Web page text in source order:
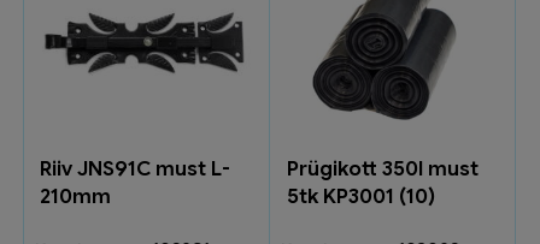
Riiv JNS91C must L-
210mm
Prügikott 350l must
5tk KP3001 (10)